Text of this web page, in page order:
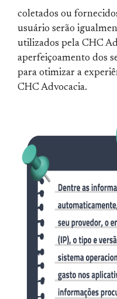
coletados ou
usuário serão
utilizados pela CHC
aperfeiçoamento dos
para otimizar a
CHC Advocacia.